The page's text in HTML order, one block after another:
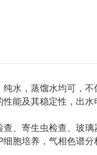
，蒸馏水均可，不
能及其稳定性，出水
寄生虫检查、玻璃
胞培养，气相色谱